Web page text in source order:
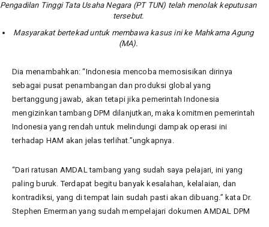
Pengadilan Tinggi Tata Usaha Negara (PT TUN) telah menolak keputusan
tersebut.
Masyarakat bertekad untuk membawa kasus ini ke Mahkama Agung
(MA).
Dia menambahkan: “Indonesia mencoba memosisikan dirinya
sebagai pusat penambangan dan produksi global yang
bertanggung jawab, akan tetapi jika pemerintah Indonesia
mengizinkan tambang DPM dilanjutkan, maka komitmen pemerintah
Indonesia yang rendah untuk melindungi dampak operasi ini
terhadap HAM akan jelas terlihat.”ungkapnya.
“Dari ratusan AMDAL tambang yang sudah saya pelajari, ini yang
paling buruk. Terdapat begitu banyak kesalahan, kelalaian, dan
kontradiksi, yang di tempat lain sudah pasti akan dibuang.” kata Dr.
Stephen Emerman yang sudah mempelajari dokumen AMDAL DPM